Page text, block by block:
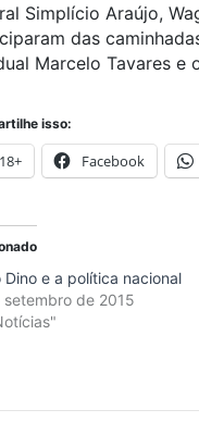
Simplício Araújo,
das
Marcelo Tavares e
isso:
18+ Facebook
Dino e a política nacional
setembro de 2015